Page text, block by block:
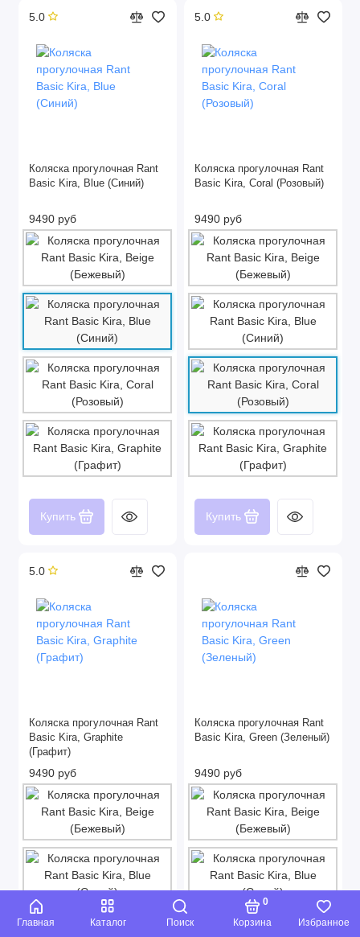
Главная Каталог Поиск Корзина
0
Избранное
5.0
Коляска прогулочная Rant
Basic Kira, Blue (Синий)
9490 руб
Купить
5.0
Коляска прогулочная Rant
Basic Kira, Coral (Розовый)
9490 руб
Купить
5.0
Коляска прогулочная Rant
Basic Kira, Graphite
(Графит)
9490 руб
Коляска прогулочная Rant
Basic Kira, Green (Зеленый)
9490 руб